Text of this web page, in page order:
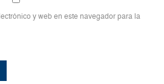
y web en este navegador para la